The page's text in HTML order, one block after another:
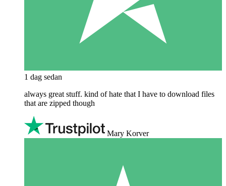
1 dag sedan
always great stuff. kind of hate that I have to download files
that are zipped though
Mary Korver